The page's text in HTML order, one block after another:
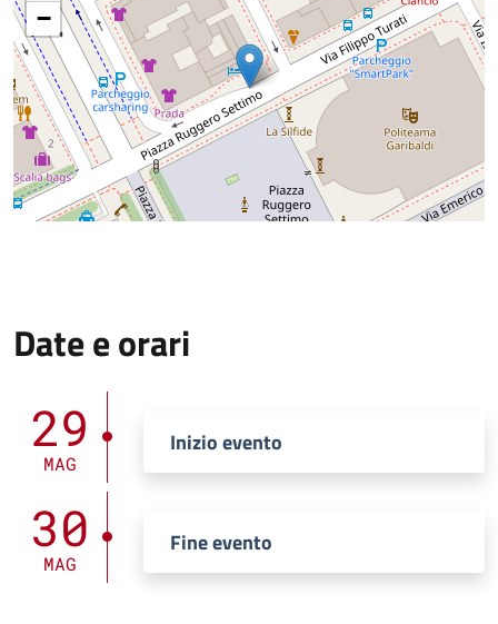
−
Date e orari
29
MAG
Inizio evento
30
MAG
Fine evento